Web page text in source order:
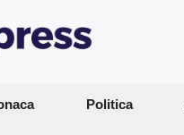
Politica